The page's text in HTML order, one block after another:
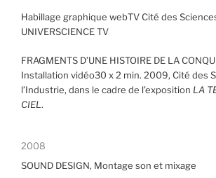
Habillage graphique webTV Cité des
UNIVERSCIENCE TV
FRAGMENTS D’UNE HISTOIRE DE LA
Installation vidéo30 x 2 min. 2009, Cité des
l’Industrie, dans le cadre de l’exposition LA
CIEL .
2008
SOUND DESIGN, Montage son et mixage